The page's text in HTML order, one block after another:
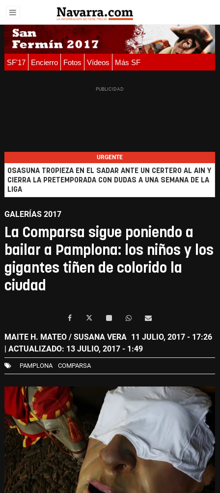
SF'17 Encierro Fotos Vídeos Más SF
URGENTE
OSASUNA TROPIEZA EN EL SADAR ANTE UN CERTERO AL AIN Y
CIERRA LA PRETEMPORADA CON DUDAS A UNA SEMANA DE LA
LIGA
GALERÍAS 2017
La Comparsa sigue poniendo a
bailar a Pamplona: los niños y los
gigantes tiñen de colorido la
ciudad
MAITE H. MATEO / SUSANA VERA 11 JULIO, 2017 - 17:26
| ACTUALIZADO: 13 JULIO, 2017 - 1:49
PAMPLONA COMPARSA